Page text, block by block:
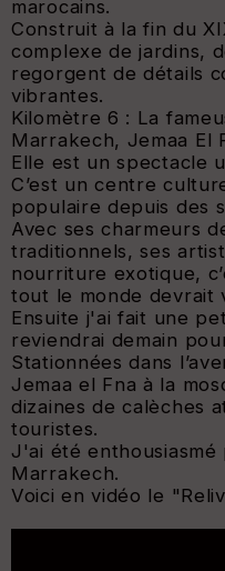
marocains.
Construit à la fin du
complexe de jardins,
regorgent de détails
vibrantes.
Kilomètre 6 : La
Marrakech, Jemaa El
Elle est un spectacle
C’est un centre
populaire depuis des
Avec ses charmeurs
traditionnels, ses
nourriture exotique,
tout le monde devrait
Ensuite j'ai fait une
reviendrai demain
Stationnées dans
Jemaa el Fna à la
dizaines de calèches
touristes.
J'ai été
Marrakech.
Voici en vidéo le